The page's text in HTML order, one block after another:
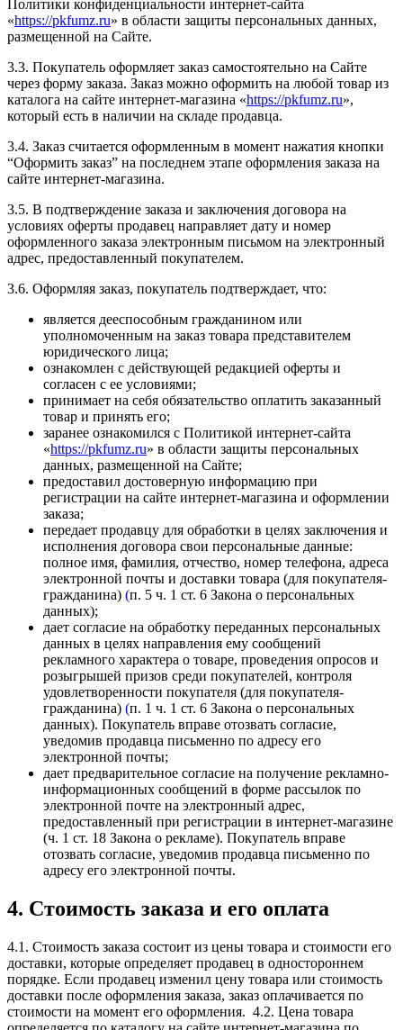
Политики конфиденциальности интернет-сайта
«https://pkfumz.ru» в области защиты персональных данных,
размещенной на Сайте.
3.3. Покупатель оформляет заказ самостоятельно на Сайте
через форму заказа. Заказ можно оформить на любой товар из
каталога на сайте интернет-магазина «https://pkfumz.ru»,
который есть в наличии на складе продавца.
3.4. Заказ считается оформленным в момент нажатия кнопки
“Оформить заказ” на последнем этапе оформления заказа на
сайте интернет-магазина.
3.5. В подтверждение заказа и заключения договора на
условиях оферты продавец направляет дату и номер
оформленного заказа электронным письмом на электронный
адрес, предоставленный покупателем.
3.6. Оформляя заказ, покупатель подтверждает, что:
является дееспособным гражданином или
уполномоченным на заказ товара представителем
юридического лица;
ознакомлен с действующей редакцией оферты и
согласен с ее условиями;
принимает на себя обязательство оплатить заказанный
товар и принять его;
заранее ознакомился с Политикой интернет-сайта
«https://pkfumz.ru» в области защиты персональных
данных, размещенной на Сайте;
предоставил достоверную информацию при
регистрации на сайте интернет-магазина и оформлении
заказа;
передает продавцу для обработки в целях заключения и
исполнения договора свои персональные данные:
полное имя, фамилия, отчество, номер телефона, адреса
электронной почты и доставки товара (для покупателя-
гражданина) (п. 5 ч. 1 ст. 6 Закона о персональных
данных);
дает согласие на обработку переданных персональных
данных в целях направления ему сообщений
рекламного характера о товаре, проведения опросов и
розыгрышей призов среди покупателей, контроля
удовлетворенности покупателя (для покупателя-
гражданина) (п. 1 ч. 1 ст. 6 Закона о персональных
данных). Покупатель вправе отозвать согласие,
уведомив продавца письменно по адресу его
электронной почты;
дает предварительное согласие на получение рекламно-
информационных сообщений в форме рассылок по
электронной почте на электронный адрес,
предоставленный при регистрации в интернет-магазине
(ч. 1 ст. 18 Закона о рекламе). Покупатель вправе
отозвать согласие, уведомив продавца письменно по
адресу его электронной почты.
4. Стоимость заказа и его оплата
4.1. Стоимость заказа состоит из цены товара и стоимости его
доставки, которые определяет продавец в одностороннем
порядке. Если продавец изменил цену товара или стоимость
доставки после оформления заказа, заказ оплачивается по
стоимости на момент его оформления. 4.2. Цена товара